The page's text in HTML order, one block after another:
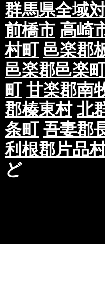
群馬県全域
前橋市 高崎
村町 邑楽郡
邑楽郡邑楽
町 甘楽郡南
郡榛東村 北
条町 吾妻郡
利根郡片品
ど